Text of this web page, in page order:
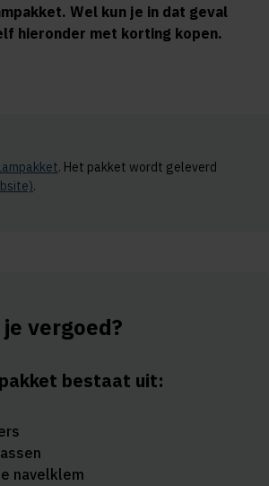
Wel kun je in dat geval
hieronder met korting kopen.
. Het pakket wordt geleverd
.
vergoed?
bestaat uit:
navelklem